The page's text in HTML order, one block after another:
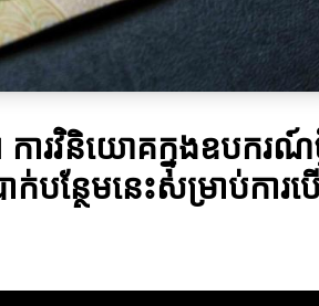
រវិនិយោគក្នុងឧបករណ៍ថ្
ែមនេះសម្រាប់ការបើ